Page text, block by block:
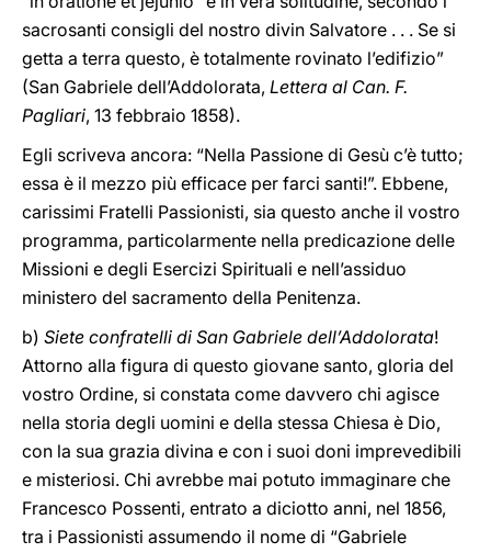
sacrosanti consigli del nostro divin Salvatore . . . Se si
getta a terra questo, è totalmente rovinato l’edifizio”
(San Gabriele dell’Addolorata, Lettera al Can. F.
Pagliari, 13 febbraio 1858).
Egli scriveva ancora: “Nella Passione di Gesù c’è tutto;
essa è il mezzo più efficace per farci santi!”. Ebbene,
carissimi Fratelli Passionisti, sia questo anche il vostro
programma, particolarmente nella predicazione delle
Missioni e degli Esercizi Spirituali e nell’assiduo
ministero del sacramento della Penitenza.
b) Siete confratelli di San Gabriele dell’Addolorata!
Attorno alla figura di questo giovane santo, gloria del
vostro Ordine, si constata come davvero chi agisce
nella storia degli uomini e della stessa Chiesa è Dio,
con la sua grazia divina e con i suoi doni imprevedibili
e misteriosi. Chi avrebbe mai potuto immaginare che
Francesco Possenti, entrato a diciotto anni, nel 1856,
tra i Passionisti assumendo il nome di “Gabriele